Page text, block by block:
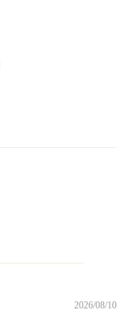
2026/08/10